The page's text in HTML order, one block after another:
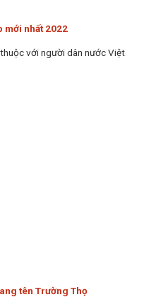
mới nhất 2022
với người dân nước Việt
tên Trường Thọ